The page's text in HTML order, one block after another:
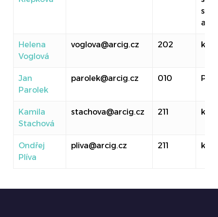
a
Helena
Voglová
voglova@arcig.cz 202
Jan
Parolek
parolek@arcig.cz 010 PR
Kamila
Stachová
stachova@arcig.cz 211
Ondřej
Plíva
pliva@arcig.cz 211